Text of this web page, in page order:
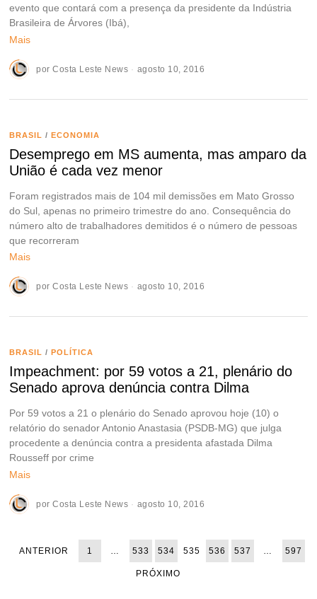
evento que contará com a presença da presidente da Indústria
Brasileira de Árvores (Ibá),
Mais
porCosta Leste News agosto 10, 2016
BRASIL / ECONOMIA
Desemprego em MS aumenta, mas amparo da
União é cada vez menor
Foram registrados mais de 104 mil demissões em Mato Grosso
do Sul, apenas no primeiro trimestre do ano. Consequência do
número alto de trabalhadores demitidos é o número de pessoas
que recorreram
Mais
porCosta Leste News agosto 10, 2016
BRASIL / POLÍTICA
Impeachment: por 59 votos a 21, plenário do
Senado aprova denúncia contra Dilma
Por 59 votos a 21 o plenário do Senado aprovou hoje (10) o
relatório do senador Antonio Anastasia (PSDB-MG) que julga
procedente a denúncia contra a presidenta afastada Dilma
Rousseff por crime
Mais
porCosta Leste News agosto 10, 2016
ANTERIOR 1 533 534 535 536 537 597
PRÓXIMO